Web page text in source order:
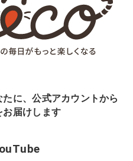
たに、公式アカウントから
お届けします